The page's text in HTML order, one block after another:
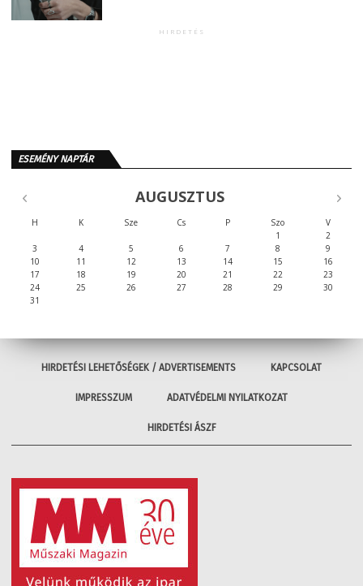
HIRDETÉS
ESEMÉNY NAPTÁR
AUGUSZTUS
H K Sze Cs P Szo
V
1
2
3
4 5 6 7 8
9
10
11 12 13 14 15
16
17
18 19 20 21 22
23
24
25 26 27 28 29
30
31
HIRDETÉSI LEHETŐSÉGEK / ADVERTISEMENTS KAPCSOLAT
IMPRESSZUM ADATVÉDELMI NYILATKOZAT
HIRDETÉSI ÁSZF